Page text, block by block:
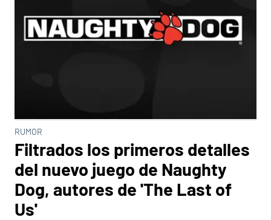
RUMOR
Filtrados los primeros detalles
del nuevo juego de Naughty
Dog, autores de 'The Last of
Us'